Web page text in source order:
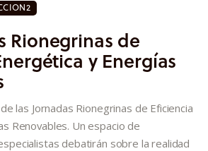
Rionegrinas de
y Energías
las Jornadas Rionegrinas de Eficiencia
Renovables. Un espacio de
debatirán sobre la realidad